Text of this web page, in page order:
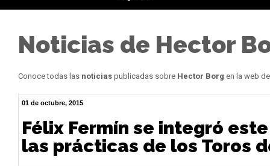
Noticias de Hector
Conoce todas las noticias publicadas sobre Hector Borg en la web
01 de octubre, 2015
Félix Fermín se integró
las prácticas de los Toros